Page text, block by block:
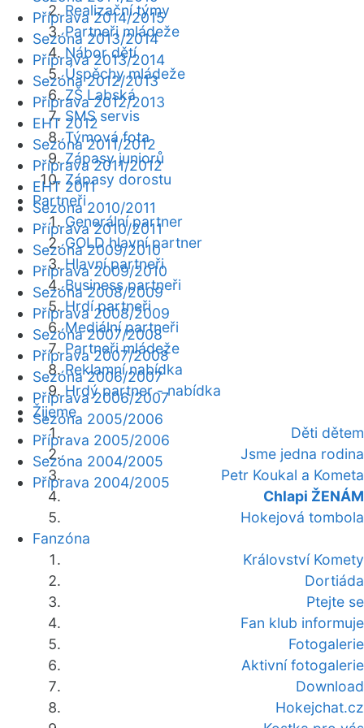
Realizační týmy
Partneři mládeže
Nábor dětí
Úspěchy mládeže
ZŠ Labská
SMS servis
Týmová fota
Zápasy juniorů
Zápasy dorostu
Partneři
Generální partner
GOLD hlavní partner
Hlavní partneři
Business partneři
Hrdí partneři
Mediální partneři
Partneři mládeže
Reklamní nabídka
Hrdý partner - nabídka
Žijeme
Děti dětem
Jsme jedna rodina
Petr Koukal a Kometa
Chlapi ŽENÁM
Hokejová tombola
Fanzóna
Království Komety
Dortiáda
Ptejte se
Fan klub informuje
Fotogalerie
Aktivní fotogalerie
Download
Hokejchat.cz
Příprava 2014/2015
Sezóna 2013/2014
Příprava 2013/2014
Sezóna 2012/2013
Příprava 2012/2013
EHT 2012
Sezóna 2011/2012
Příprava 2011/2012
EHT 2011
Sezóna 2010/2011
Příprava 2010/2011
Sezóna 2009/2010
Příprava 2009/2010
Sezóna 2008/2009
Příprava 2008/2009
Sezóna 2007/2008
Příprava 2007/2008
Sezóna 2006/2007
Příprava 2006/2007
Sezóna 2005/2006
Příprava 2005/2006
Sezóna 2004/2005
Příprava 2004/2005